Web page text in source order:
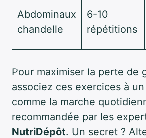
Abdominaux
chandelle
6-10
répétitions
Pour maximiser la perte de
associez ces exercices à
comme la marche
recommandée par les
NutriDépôt. Un secret ?